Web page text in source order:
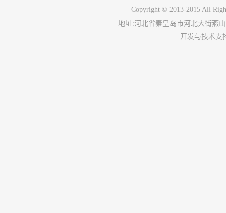
Copyright © 2013-2015 All
地址:河北省秦皇岛市河北大街燕
开发与技术支